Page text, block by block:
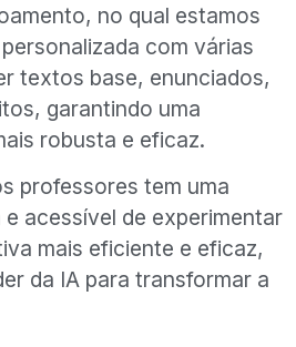
no qual estamos
com várias
textos base, enunciados,
garantindo uma
robusta e eficaz.
professores tem uma
acessível de experimentar
mais eficiente e eficaz,
da IA para transformar a